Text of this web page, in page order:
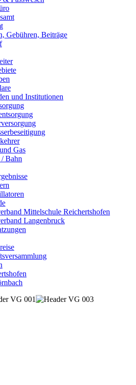
Gebühren, Beiträge
und Institutionen
Gas
Bahn
Mittelschule Reichertshofen
Langenbruck